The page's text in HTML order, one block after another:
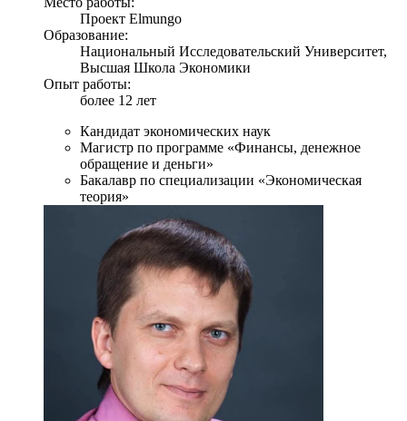
Проект Elmungo
Образование:
Национальный Исследовательский Университет,
Высшая Школа Экономики
Опыт работы:
более 12 лет
Кандидат экономических наук
Магистр по программе «Финансы, денежное
обращение и деньги»
Бакалавр по специализации «Экономическая
теория»